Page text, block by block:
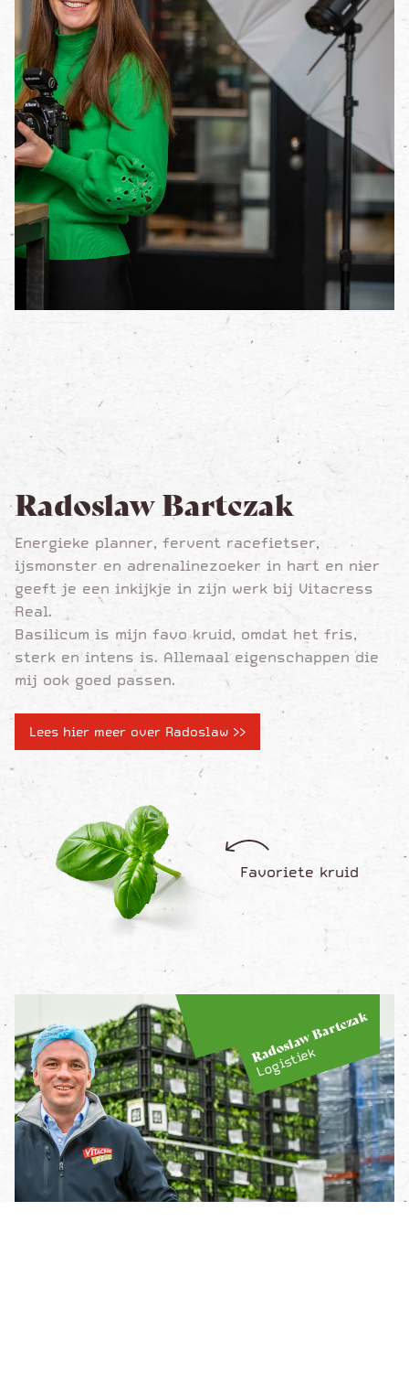
Radoslaw Bartczak
Energieke planner, fervent racefietser,
ijsmonster en adrenalinezoeker in hart en nier
geeft je een inkijkje in zijn werk bij Vitacress
Real.
Basilicum is mijn favo kruid, omdat het fris,
sterk en intens is. Allemaal eigenschappen die
mij ook goed passen.
Lees hier meer over Radoslaw >>
Favoriete kruid
Radoslaw Bartczak
Logistiek